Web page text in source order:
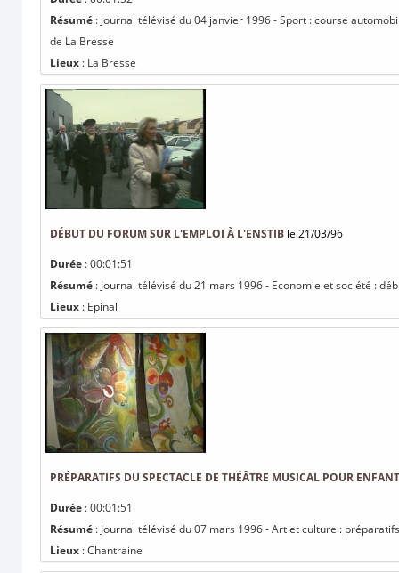
Résumé : Journal télévisé du 04 janvier 1996 - Sport : course
de La Bresse
Lieux : La Bresse
DÉBUT DU FORUM SUR L'EMPLOI À L'ENSTIB le 21/03/96
Durée : 00:01:51
Résumé : Journal télévisé du 21 mars 1996 - Economie et société :
Lieux : Epinal
PRÉPARATIFS DU SPECTACLE DE THÉÂTRE MUSICAL POUR
Durée : 00:01:51
Résumé : Journal télévisé du 07 mars 1996 - Art et culture :
Lieux : Chantraine